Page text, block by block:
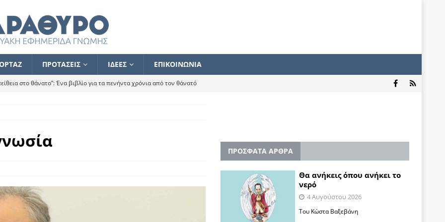
ΠΡΟΤΑΣΕΙΣ ΙΔΕΕΣ ΕΠΙΚΟΙΝΩΝΙΑ
στο θάνατο”: Ένα βιβλίο για τα πενήντα χρόνια από τον θάνατό
ποιος κοροϊδεύει ποιον Αλέξη
ότι δεν υπάρχει παρακολούθηση και κέντρο το οποίο
θερμά όσους σπεύδουν να το ενισχύσουν – Συνεχίζουμε
των εκλογών
ΠΡΟΣΦΑΤΑ ΑΡΘΡΑ
Θα ανήκεις όπου ανήκει το
νερό
4 Αυγούστου 2026
Του Κώστα Βαξεβάνη